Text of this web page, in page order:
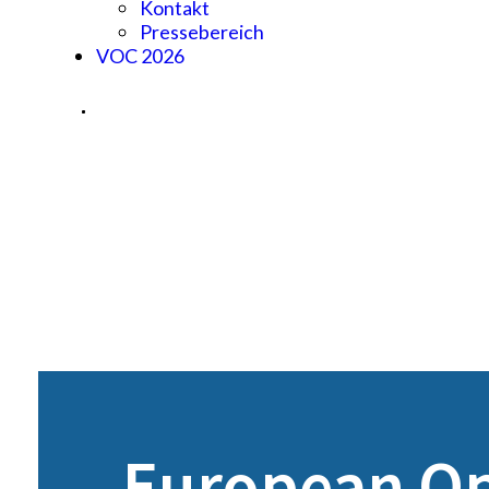
Kontakt
Pressebereich
VOC 2026